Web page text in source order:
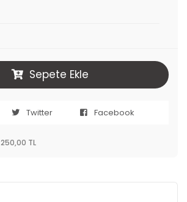
Sepete Ekle
Twitter Facebook
250,00 TL